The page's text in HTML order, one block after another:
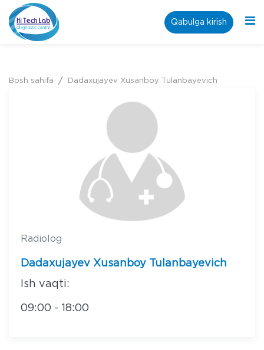
Qabulga kirish
Bosh sahifa Dadaxujayev Xusanboy Tulanbayevich
Radiolog
Dadaxujayev Xusanboy Tulanbayevich
Ish vaqti:
09:00 - 18:00